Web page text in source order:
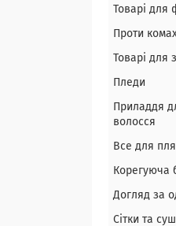
Товарі для
Проти
Товарі для
Пледи
Приладдя
волосся
Все для
Корегуюча
Догляд за
Сітки та